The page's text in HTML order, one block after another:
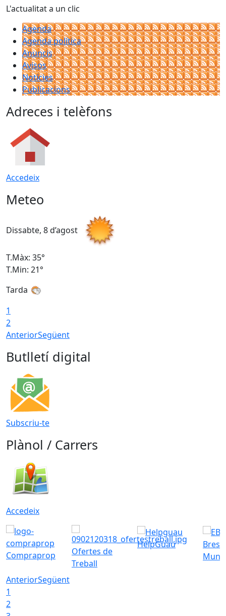
L'actualitat a un clic
Agenda
Agenda política
Anuncis
Avisos
Notícies
Publicacions
Adreces i telèfons
Accedeix
Meteo
Dissabte, 8 d’agost
T.Màx: 35°
T.Min: 21°
Tarda
1
2
AnteriorSegüent
Butlletí digital
Subscriu-te
Plànol / Carrers
Accedeix
Compraprop
Ofertes de
Treball
HelpGuau
AnteriorSegüent
1
2